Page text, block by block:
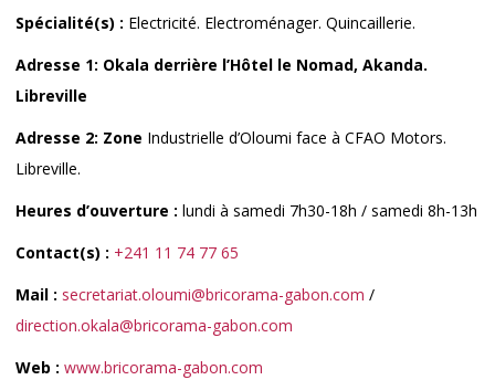
Spécialité(s) : Electricité. Electroménager. Quincaillerie.
Adresse 1: Okala derrière l’Hôtel le Nomad, Akanda.
Libreville
Adresse 2: Zone Industrielle d’Oloumi face à CFAO Motors.
Libreville.
Heures d’ouverture : lundi à samedi 7h30-18h / samedi 8h-13h
Contact(s) : +241 11 74 77 65
Mail : secretariat.oloumi@bricorama-gabon.com /
direction.okala@bricorama-gabon.com
Web : www.bricorama-gabon.com